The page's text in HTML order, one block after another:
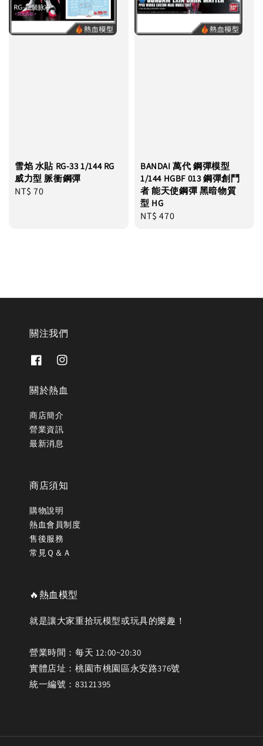
雪焰 水貼 RG-33 1/144 RG
威力型 脈衝鋼彈
Regular
NT$ 70
BANDAI 萬代 鋼彈模型
1/144 HGBF 013 鋼彈創鬥
者 能天使鋼彈 黑暗物質
型 HG
Regular
NT$ 470
關注我們
關於熱血
商店簡介
營業資訊
最新消息
商店須知
購物說明
熱血會員制度
售後服務
常見Ｑ＆Ａ
🔥熱血模型
就是讓大家重拾玩模型或玩具的樂趣！
營業時間：每天 12:00~20:30
實體店址：桃園市桃園區永安路376號
統一編號：83121395